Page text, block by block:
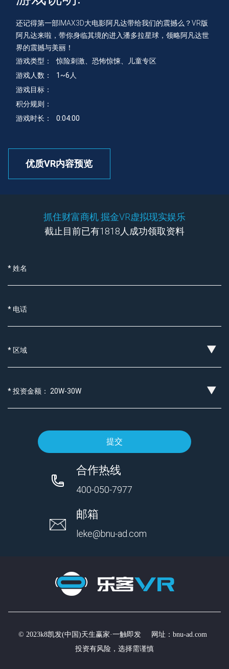
还记得第一部IMAX3D大电影阿凡达带给我们的震撼么？VR版
阿凡达来啦，带你身临其境的进入潘多拉星球，领略阿凡达世
界的震撼与美丽！
游戏类型：
惊险刺激、恐怖惊悚、儿童专区
游戏人数：
1~6人
游戏目标：
积分规则：
游戏时长：
0:04:00
优质VR内容预览
抓住财富商机 掘金VR虚拟现实娱乐
截止目前已有1818人成功领取资料
提交
合作热线
400-050-7977
邮箱
leke@bnu-ad.com
© 2023k8凯发(中国)天生赢家·一触即发 网址： bnu-ad.com
投资有风险，选择需谨慎